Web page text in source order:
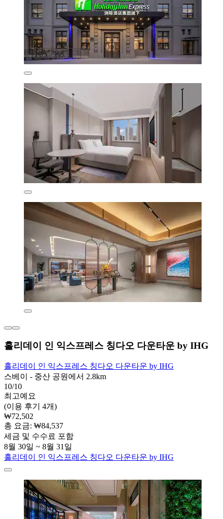
홀리데이 인 익스프레스 칭다오 다운타운 by IHG
홀리데이 인 익스프레스 칭다오 다운타운 by IHG
스베이 - 중산 공원에서 2.8km
10/10
최고예요
(이용 후기 4개)
₩72,502
총 요금: ₩84,537
세금 및 수수료 포함
8월 30일 ~ 8월 31일
홀리데이 인 익스프레스 칭다오 다운타운 by IHG